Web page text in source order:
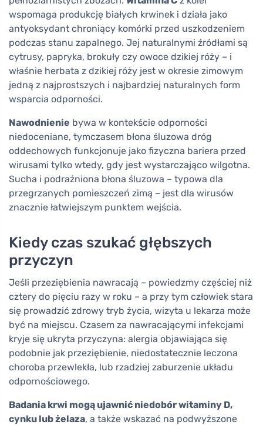
wspomaga produkcję białych krwinek i działa jako
antyoksydant chroniący komórki przed uszkodzeniem
podczas stanu zapalnego. Jej naturalnymi źródłami są
cytrusy, papryka, brokuły czy owoce dzikiej róży – i
właśnie herbata z dzikiej róży jest w okresie zimowym
jedną z najprostszych i najbardziej naturalnych form
wsparcia odporności.
Nawodnienie bywa w kontekście odporności
niedoceniane, tymczasem błona śluzowa dróg
oddechowych funkcjonuje jako fizyczna bariera przed
wirusami tylko wtedy, gdy jest wystarczająco wilgotna.
Sucha i podrażniona błona śluzowa – typowa dla
przegrzanych pomieszczeń zimą – jest dla wirusów
znacznie łatwiejszym punktem wejścia.
Kiedy czas szukać głębszych
przyczyn
Jeśli przeziębienia nawracają – powiedzmy częściej niż
cztery do pięciu razy w roku – a przy tym człowiek stara
się prowadzić zdrowy tryb życia, wizyta u lekarza może
być na miejscu. Czasem za nawracającymi infekcjami
kryje się ukryta przyczyna: alergia objawiająca się
podobnie jak przeziębienie, niedostatecznie leczona
choroba przewlekła, lub rzadziej zaburzenie układu
odpornościowego.
Badania krwi mogą ujawnić niedobór witaminy D,
cynku lub żelaza, a także wskazać na podwyższone